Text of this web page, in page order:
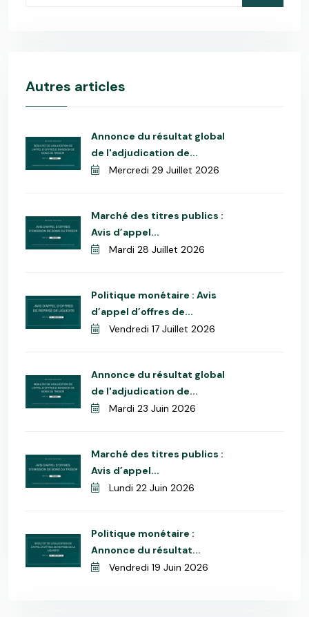
Autres articles
Annonce du résultat global
de l'adjudication de...
Mercredi 29 Juillet 2026
Marché des titres publics :
Avis d’appel...
Mardi 28 Juillet 2026
Politique monétaire : Avis
d’appel d’offres de...
Vendredi 17 Juillet 2026
Annonce du résultat global
de l'adjudication de...
Mardi 23 Juin 2026
Marché des titres publics :
Avis d’appel...
Lundi 22 Juin 2026
Politique monétaire :
Annonce du résultat...
Vendredi 19 Juin 2026